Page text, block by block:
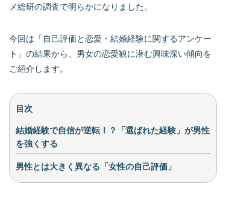
メ総研の調査で明らかになりました。
今回は「自己評価と恋愛・結婚経験に関するアンケー
ト」の結果から、男女の恋愛観に潜む興味深い傾向を
ご紹介します。
目次
結婚経験で自信が逆転！？「選ばれた経験」が男性
を強くする
男性とは大きく異なる「女性の自己評価」